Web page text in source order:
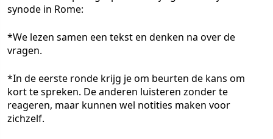
synode in Rome:
*We lezen samen een tekst en denken na over de
vragen.
*In de eerste ronde krijg je om beurten de kans om
kort te spreken. De anderen luisteren zonder te
reageren, maar kunnen wel notities maken voor
zichzelf.